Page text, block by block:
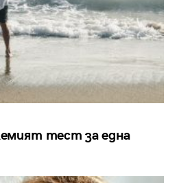
тест за една